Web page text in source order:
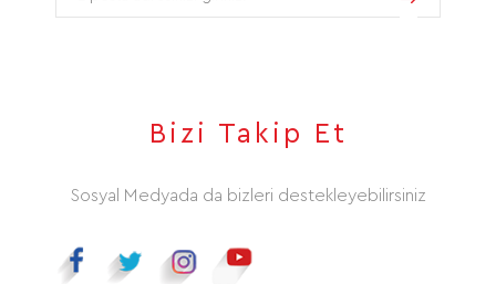
Bizi Takip Et
Sosyal Medyada da bizleri destekleyebilirsiniz